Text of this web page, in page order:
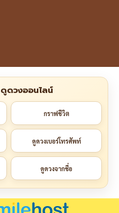
ดวงออนไลน์
กราฟชีวิต
ดูดวงเบอร์โทรศัพท์
ดูดวงจากชื่อ